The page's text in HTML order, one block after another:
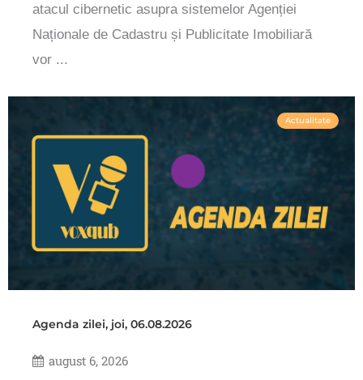
atacul cibernetic asupra sistemelor Agenției
Naționale de Cadastru și Publicitate Imobiliară
vor ...
Actualitate
Agenda zilei, joi, 06.08.2026
august 6, 2026